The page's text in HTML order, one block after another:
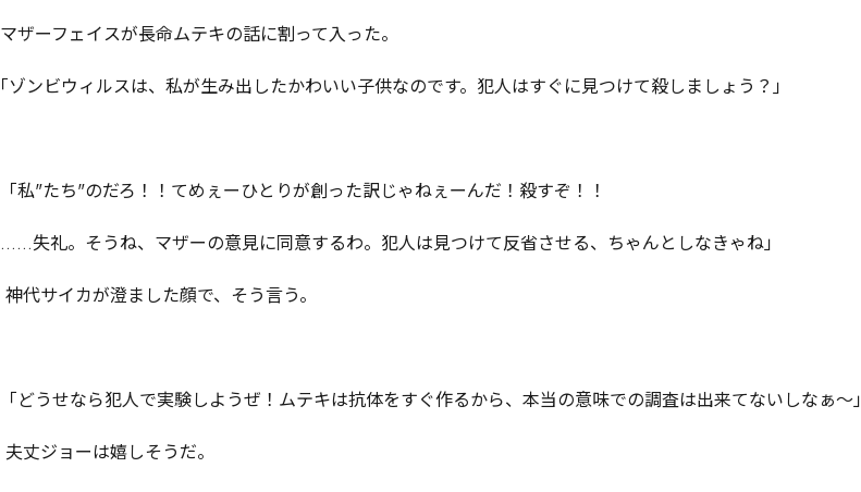
マザーフェイスが長命ムテキの話に割って入った。
｢ゾンビウィルスは、私が生み出したかわいい子供なのです。犯人はすぐに見つけて殺しましょう？｣
「私"たち"のだろ！！てめぇーひとりが創った訳じゃねぇーんだ！殺すぞ！！
……失礼。そうね、マザーの意見に同意するわ。犯人は見つけて反省させる、ちゃんとしなきゃね」
「どうせなら犯人で実験しようぜ！ムテキは抗体をすぐ作るから、本当の意味での調査は出来てないしなぁ～」